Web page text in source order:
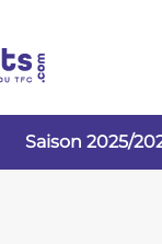
Saison 2025/